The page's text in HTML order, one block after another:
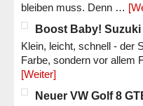
bleiben muss. Denn …
Boost Baby!
Klein, leicht, schnell - der
Farbe, sondern vor allem
[Weiter]
Neuer VW Golf 8